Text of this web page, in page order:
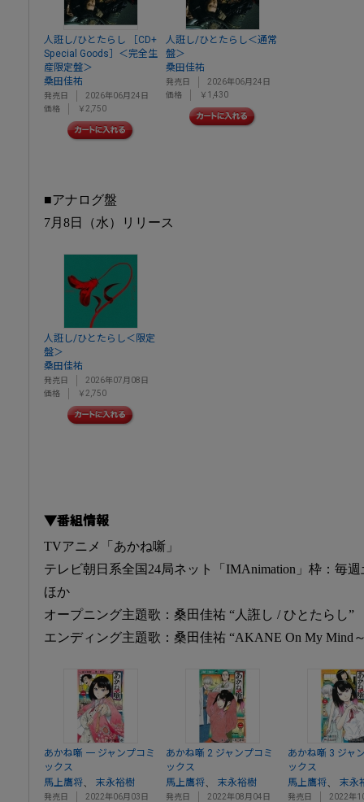
人誑し/ひとたらし ［CD+
Special Goods］＜完全生
産限定盤＞
桑田佳祐
発売日
2026年06月24日
価格
￥2,750
人誑し/ひとたらし＜通常
盤＞
桑田佳祐
発売日
2026年06月24日
価格
￥1,430
■アナログ盤
7月8日（水）リリース
人誑し/ひとたらし＜限定
盤＞
桑田佳祐
発売日
2026年07月08日
価格
￥2,750
▼番組情報
TVアニメ「あかね噺」
テレビ朝日系全国24局ネット「IMAnimation」枠：毎週
ほか
オープニング主題歌：桑田佳祐 “人誑し / ひとたらし”
エンディング主題歌：桑田佳祐 “AKANE On My Mind
あかね噺 一 ジャンプコミ
ックス
馬上鷹将
末永裕樹
発売日
2022年06月03日
あかね噺 2 ジャンプコミ
ックス
馬上鷹将
末永裕樹
発売日
2022年08月04日
あかね噺 3 ジャ
ックス
馬上鷹将
末永
発売日
2022年